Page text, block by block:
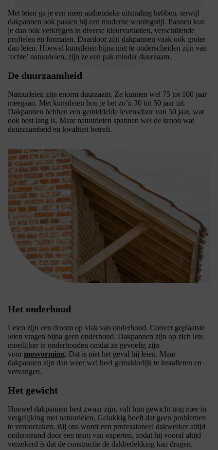
Met leien ga je een meer authentieke uitstraling hebben, terwijl
dakpannen ook passen bij een moderne woningstijl. Pannen kun
je dan ook verkrijgen in diverse kleurvarianten, verschillende
profielen en formaten. Daardoor zijn dakpannen vaak ook groter
dan leien. Hoewel kunstleien bijna niet te onderscheiden zijn van
‘echte’ natuurleien, zijn ze een pak minder duurzaam.
De duurzaamheid
Natuurleien zijn enorm duurzaam. Ze kunnen wel 75 tot 100 jaar
meegaan. Met kunstleien hou je het zo’n 30 tot 50 jaar uit.
Dakpannen hebben een gemiddelde levensduur van 50 jaar, wat
ook best lang is. Maar natuurleien spannen wel de kroon wat
duurzaamheid en kwaliteit betreft.
Het onderhoud
Leien zijn een droom op vlak van onderhoud. Correct geplaatste
leien vragen bijna geen onderhoud. Dakpannen zijn op zich iets
moeilijker te onderhouden omdat ze gevoelig zijn
voor mosvorming. Dat is niet het geval bij leien. Maar
dakpannen zijn dan weer wel heel gemakkelijk te installeren en
vervangen.
Het gewicht
Hoewel dakpannen best zwaar zijn, valt hun gewicht nog mee in
vergelijking met natuurleien. Gelukkig hoeft dat geen problemen
te veroorzaken. Bij ons wordt een professioneel dakwerker altijd
ondersteund door een team van experten, zodat hij vooraf altijd
verzekerd is dat de constructie de dakbedekking kan dragen.